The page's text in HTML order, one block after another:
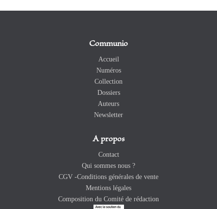
Communio
Accueil
Numéros
Collection
Dossiers
Auteurs
Newsletter
A propos
Contact
Qui sommes nous ?
CGV -Conditions générales de vente
Mentions légales
Composition du Comité de rédaction